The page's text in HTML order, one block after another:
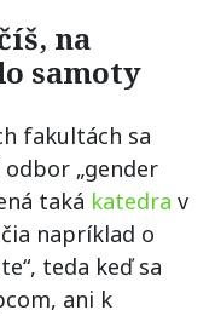
na
samoty
fakultách sa
odbor „gender
taká katedra v
napríklad o
teda keď sa
ani k